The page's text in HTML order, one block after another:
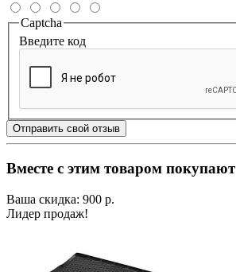
Captcha
Введите код
Отправить свой отзыв
Вместе с этим товаром покупают
Ваша скидка: 900 р.
Лидер продаж!